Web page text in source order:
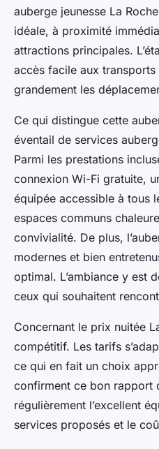
auberge jeunesse La
idéale, à proximité
attractions principales.
accès facile aux
grandement les
Ce qui distingue cette
éventail de services
Parmi les prestations
connexion Wi-Fi gratuite,
équipée accessible à tous
espaces communs
convivialité. De plus,
modernes et bien
optimal. L’ambiance y est
ceux qui souhaitent
Concernant le prix nuitée
compétitif. Les tarifs
ce qui en fait un choix
confirment ce bon rapport
régulièrement l’excellent
services proposés et le